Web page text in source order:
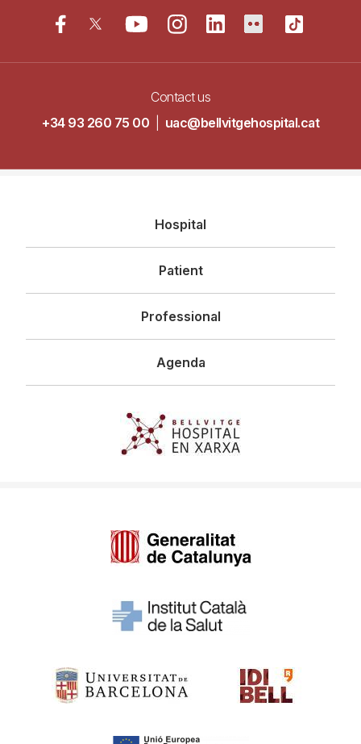
Contact us
+34 93 260 75 00
uac@bellvitgehospital.cat
principal
Hospital
Patient
Professional
Agenda